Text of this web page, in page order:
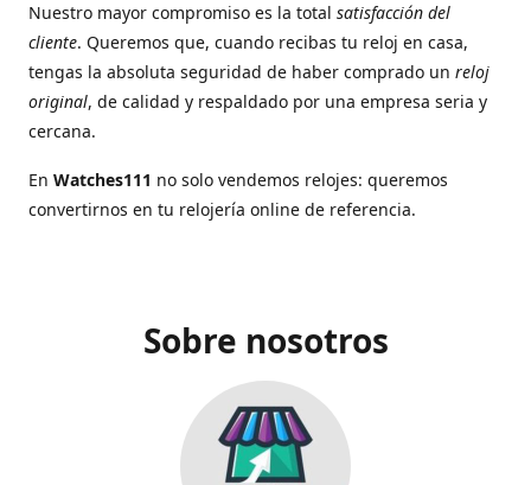
Nuestro mayor compromiso es la total satisfacción del
cliente. Queremos que, cuando recibas tu reloj en casa,
tengas la absoluta seguridad de haber comprado un reloj
original, de calidad y respaldado por una empresa seria y
cercana.
En Watches111 no solo vendemos relojes: queremos
convertirnos en tu relojería online de referencia.
Sobre nosotros